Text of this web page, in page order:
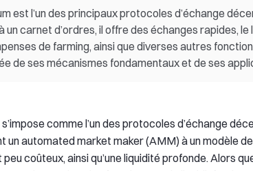
est l’un des principaux protocoles d’échange
un carnet d’ordres, il offre des échanges rapides,
de farming, ainsi que diverses autres
de ses mécanismes fondamentaux et de ses
s’impose comme l’un des protocoles d’échange
un automated market maker (AMM) à un modèle
coûteux, ainsi qu’une liquidité profonde. Alors